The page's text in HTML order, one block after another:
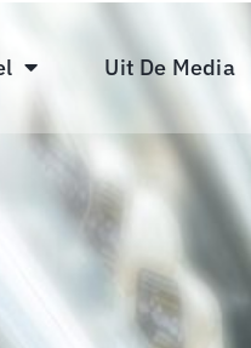
Uit De Media